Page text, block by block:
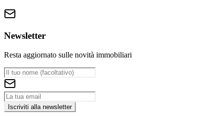
Newsletter
Resta aggiornato sulle novità immobiliari
Iscriviti alla newsletter